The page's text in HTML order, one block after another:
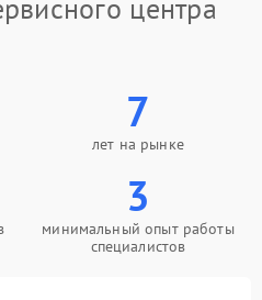
центра
7
лет на рынке
3
минимальный опыт работы
специалистов